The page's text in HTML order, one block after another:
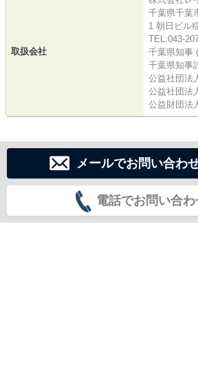
取扱会社
千葉県千葉
1 朝日ビル
TEL:043-
千葉県知事
千葉県知事
公益社団法
公益社団法
公益財団法
メールでお問い合わ
電話でお問い合